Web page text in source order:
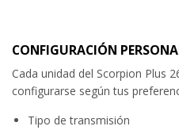
CONFIGURACIÓN
Cada unidad del Scorpion Plus
configurarse según tus
Tipo de transmisión